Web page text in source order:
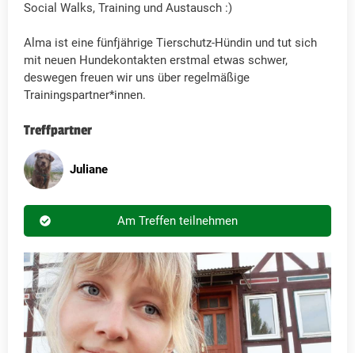
Social Walks, Training und Austausch :)
Alma ist eine fünfjährige Tierschutz-Hündin und tut sich
mit neuen Hundekontakten erstmal etwas schwer,
deswegen freuen wir uns über regelmäßige
Trainingspartner*innen.
Treffpartner
Juliane
Am Treffen teilnehmen